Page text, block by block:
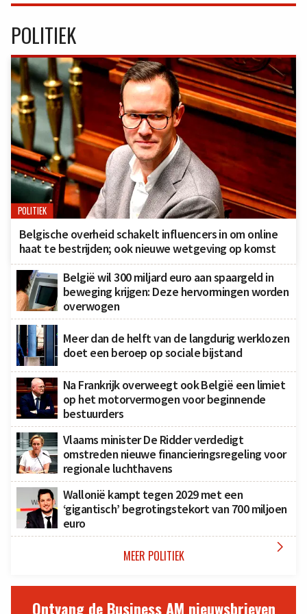
POLITIEK
POLITIEK
Belgische overheid schakelt influencers in om online
haat te bestrijden; ook nieuwe wetgeving op komst
België wil 300 miljard euro aan spaargeld in
beweging krijgen: Deze hervormingen worden
overwogen
Meer dan de helft van de langdurig werklozen
doet een beroep op sociale bijstand
Na Frankrijk overweegt ook België een limiet
op het motorvermogen voor beginnende
bestuurders
Vlaams minister De Ridder verdedigt
omstreden nieuwe financieringsregeling voor
regionale luchthavens
Wallonië kampt tegen 2029 met een
‘gigantisch’ begrotingstekort van 700 miljoen
euro
MEER POLITIEK 
Ontvang de Business AM nieuwsbrieven